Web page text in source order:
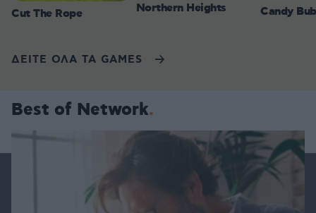
Cut The Rope Northern Heights Candy
ΔΕΙΤΕ ΟΛΑ ΤΑ GAMES
Best of Network